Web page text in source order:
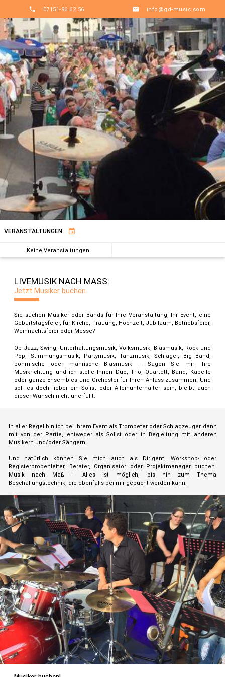
 07151-96 62 56  info@gd-music.com
VERANSTALTUNGEN event
Keine Veranstaltungen
LIVEMUSIK NACH MASS:
Jetzt Musiker buchen
Sie suchen Musiker oder Bands für Ihre Veranstaltung, Ihr Event, eine
Geburtstagsfeier, für Kirche, Trauung, Hochzeit, Jubiläum, Betriebsfeier,
Weihnachtsfeier oder Messe?
Ob Jazz, Swing, Unterhaltungsmusik, Volksmusik, Blasmusik, Rock und
Pop, Stimmungsmusik, Partymusik, Tanzmusik, Schlager, Big Band,
böhmische oder mährische Blasmusik – Sagen Sie mir Ihre
Musikrichtung und ich stelle Ihnen Duo, Trio, Quartett, Band, Kapelle
oder ganze Ensembles und Orchester für Ihren Anlass zusammen. Und
soll es doch lieber ein Solist oder Alleinunterhalter sein, bleibt auch
dieser Wunsch nicht unerfüllt.
In aller Regel bin ich bei Ihrem Event als Trompeter oder Schlagzeuger dann
mit von der Partie, entweder als Solist oder in Begleitung mit anderen
Musikern und/oder Sängern.
Und natürlich können Sie mich auch als Dirigent, Workshop- oder
Registerprobenleiter, Berater, Organisator oder Projektmanager buchen.
Musik nach Maß – Alles ist möglich, bis hin zum Thema
Beschallungstechnik, die ebenfalls bei mir gebucht werden kann.